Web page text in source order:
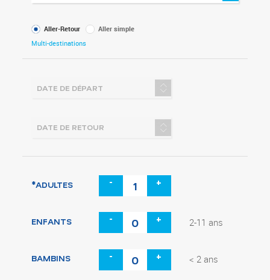
Type
de
Aller-Retour
Aller simple
Multi-destinations
*ADULTES - +
ENFANTS - + 2-11 ans
BAMBINS - + < 2 ans